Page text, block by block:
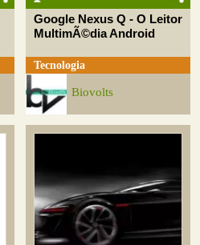
Google Nexus Q - O Leitor
MultimÃ©dia Android
Tecnologia
Biovolts